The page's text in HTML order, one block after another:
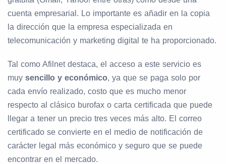
cuenta empresarial. Lo importante es añadir en la copia
la dirección que la empresa especializada en
telecomunicación y marketing digital te ha proporcionado.
Tal como Afilnet destaca, el acceso a este servicio es
muy sencillo y económico, ya que se paga solo por
cada envío realizado, costo que es mucho menor
respecto al clásico burofax o carta certificada que puede
llegar a tener un precio tres veces más alto. El correo
certificado se convierte en el medio de notificación de
carácter legal más económico y seguro que se puede
encontrar en el mercado.